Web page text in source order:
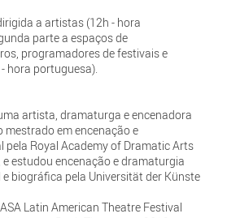
a artistas (12h - hora
parte a espaços de
programadores de festivais e
hora portuguesa).
artista, dramaturga e encenadora
mestrado em encenação e
Royal Academy of Dramatic Arts
e estudou encenação e dramaturgia
biográfica pela Universität der Künste
Latin American Theatre Festival